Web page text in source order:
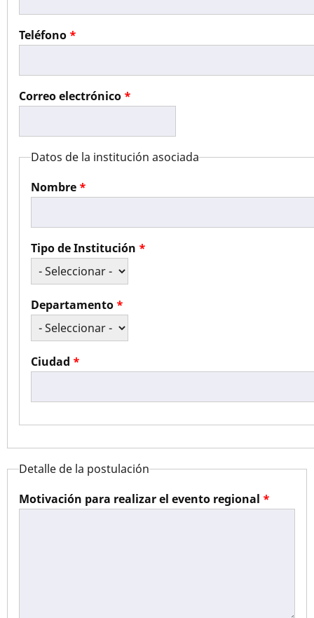
Teléfono
Correo electrónico
Datos de la institución asociada
Nombre
Tipo de Institución
Departamento
Ciudad
Detalle de la postulación
Motivación para realizar el evento regional